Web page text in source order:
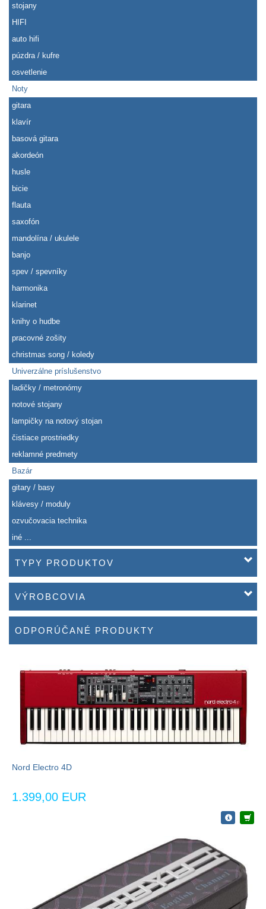
stojany
HIFI
auto hifi
púzdra / kufre
osvetlenie
Noty
gitara
klavír
basová gitara
akordeón
husle
bicie
flauta
saxofón
mandolína / ukulele
banjo
spev / spevníky
harmonika
klarinet
knihy o hudbe
pracovné zošity
christmas song / koledy
Univerzálne príslušenstvo
ladičky / metronómy
notové stojany
lampičky na notový stojan
čistiace prostriedky
reklamné predmety
Bazár
gitary / basy
klávesy / moduly
ozvučovacia technika
iné ...
TYPY PRODUKTOV
VÝROBCOVIA
ODPORÚČANÉ PRODUKTY
Nord Electro 4D
1.399,00 EUR